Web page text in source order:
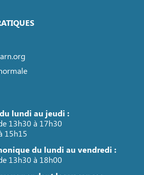
lundi au jeudi :
13h30 à 17h30
15h15
du lundi au vendredi :
13h30 à 18h00